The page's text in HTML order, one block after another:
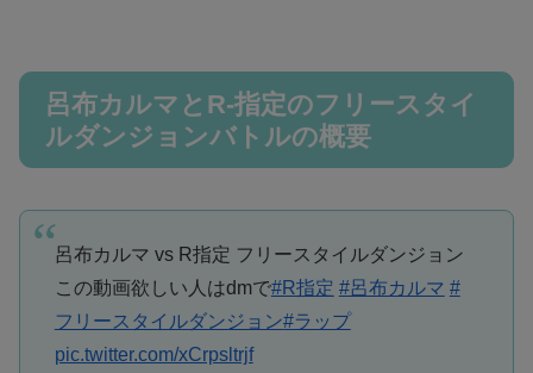
呂布カルマとR-指定のフリースタイ
ルダンジョンバトルの概要
呂布カルマ vs R指定 フリースタイルダンジョン
この動画欲しい人はdmで#R指定 #呂布カルマ #
フリースタイルダンジョン#ラップ
pic.twitter.com/xCrpsltrjf